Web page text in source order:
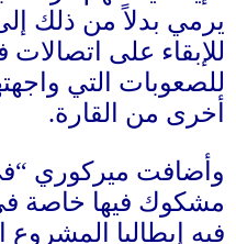
يرمي بدلاً من ذلك
للإبقاء على اتصالات
للصعوبات التي
أخرى من القارة.
وأضافت ميركوري “
مشكوك فيها خاصة
فيه إيطاليا